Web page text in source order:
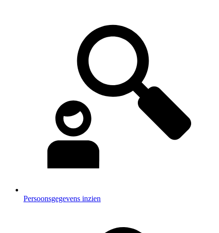
Persoonsgegevens inzien